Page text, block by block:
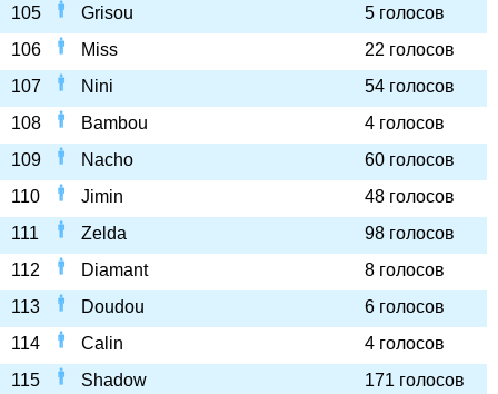
105
Grisou
5 голосов
106
Miss
22 голосов
107
Nini
54 голосов
108
Bambou
4 голосов
109
Nacho
60 голосов
110
Jimin
48 голосов
111
Zelda
98 голосов
112
Diamant
8 голосов
113
Doudou
6 голосов
114
Calin
4 голосов
115
Shadow
171 голосов